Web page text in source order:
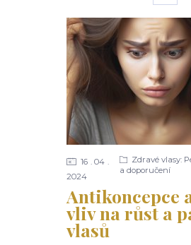
Antikoncepce
vliv na růst a
vlasů
16
04
2024
Zdravé vlasy:
a doporučení